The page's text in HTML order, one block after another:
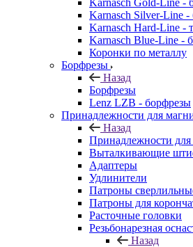
Karnasch Gold-Line -
Karnasch Silver-Line
Karnasch Hard-Line -
Karnasch Blue-Line -
Коронки по металлу
Борфрезы
Назад
Борфрезы
Lenz LZB - борфрезы
Принадлежности для
Назад
Принадлежности
Выталкивающие
Адаптеры
Удлинители
Патроны
Патроны для
Расточные головки
Резьбонарезная
Назад